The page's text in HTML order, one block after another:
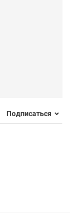
Подписаться